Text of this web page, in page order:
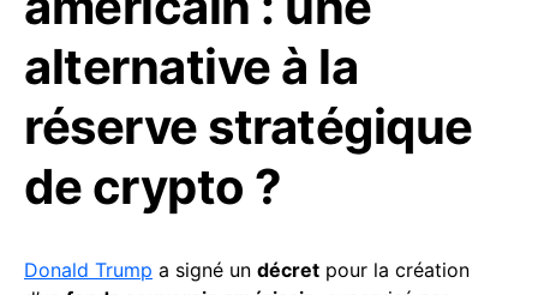
alternative à la
réserve stratégique
de crypto ?
Donald Trump a signé un décret pour la création